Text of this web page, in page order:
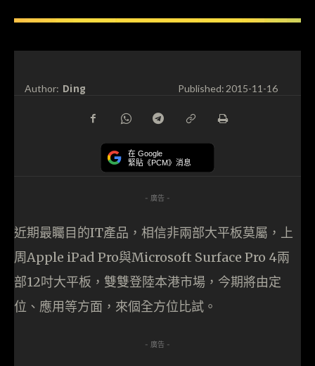
Author: Ding Published:2015-11-16
在 Google
緊貼《PCM》消息
- 廣告 -
近期最矚目的IT產品，相信非兩部大平板莫屬，上
周Apple iPad Pro與Microsoft Surface Pro 4兩
部12吋大平板，雙雙登陸本港市場，今期將由定
位、應用等方面，來個全方位比試。
- 廣告 -